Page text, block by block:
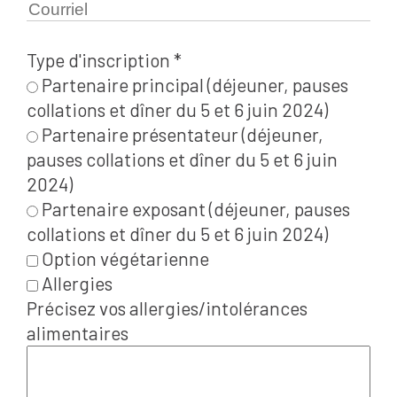
Type d'inscription *
Partenaire principal (déjeuner, pauses
collations et dîner du 5 et 6 juin 2024)
Partenaire présentateur (déjeuner,
pauses collations et dîner du 5 et 6 juin
2024)
Partenaire exposant (déjeuner, pauses
collations et dîner du 5 et 6 juin 2024)
Option végétarienne
Allergies
Précisez vos allergies/intolérances
alimentaires